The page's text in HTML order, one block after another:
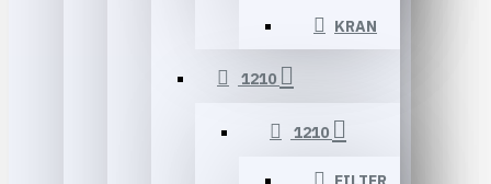
KRAN
1210
1210